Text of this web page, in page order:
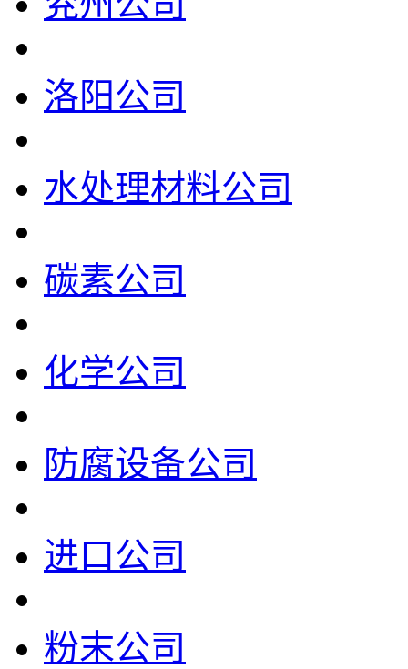
洛阳公司
水处理材料公司
碳素公司
化学公司
防腐设备公司
进口公司
粉末公司